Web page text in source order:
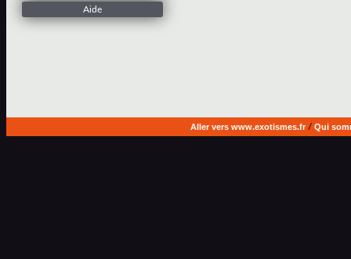
Aide
Aller vers www.exotismes.fr/ Qui